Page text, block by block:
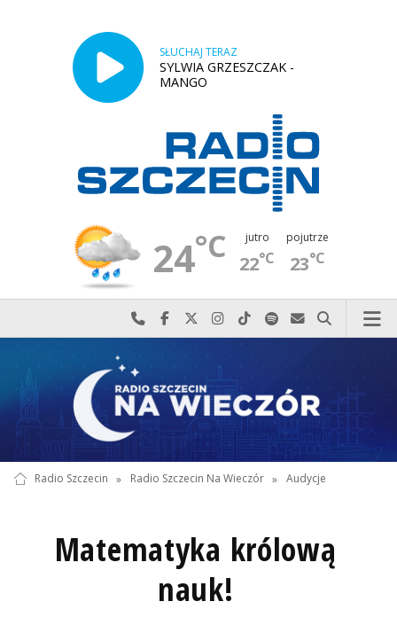
SŁUCHAJ TERAZ
SYLWIA GRZESZCZAK -
MANGO
24°C jutro
22°C
pojutrze
23°C
Najlepiej po prostu do nas zadzwoń
Odwiedź nas na Facebook-u
Odwiedź nas na X
Odwiedź nas na Instagram-ie
Odwiedź nas na TikTok-u
Szukaj nas na Spotify
Wyślij do nas
Szukaj
Radio Szczecin » Radio Szczecin Na Wieczór » Audycje
Matematyka królową
nauk!